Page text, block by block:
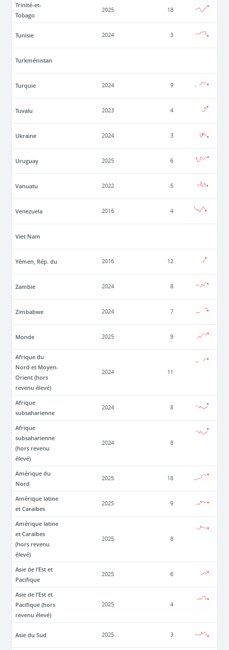
Trinité-et-
Tobago
2025 18
Tunisie 2024 3
Turkménistan
Turquie 2024 9
Tuvalu 2023 4
Ukraine 2024 3
Uruguay 2025 6
Vanuatu 2022 5
Venezuela 2016 4
Viet Nam
Yémen, Rép. du 2016 12
Zambie 2024 8
Zimbabwe 2024 7
Monde 2025 9
Afrique du
Nord et Moyen-
Orient (hors
revenu élevé)
2024 11
Afrique
subsaharienne
2024 8
Afrique
subsaharienne
(hors revenu
élevé)
2024 8
Amérique du
Nord
2025 18
Amérique latine
et Caraïbes
2025 9
Amérique latine
et Caraïbes
(hors revenu
élevé)
2025 8
Asie de l’Est et
Pacifique
2025 6
Asie de l’Est et
Pacifique (hors
revenu élevé)
2025 4
Asie du Sud 2025 3